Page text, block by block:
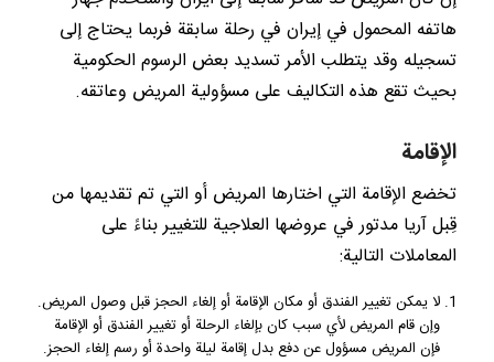
هاتفه المحمول في إيران في رحلة سابقة فربما يحتاج إلى
تسجيله وقد يتطلب الأمر تسديد بعض الرسوم الحكومية
بحيث تقع هذه التكاليف على مسؤولية المريض وعاتقه.
الإقامة
تخضع الإقامة التي اختارها المريض أو التي تم تقديمها من
قِبل آريا مدتور في عروضها العلاجية للتغيير بناءً على
المعاملات التالية:
لا يمكن تغيير الفندق أو مكان الإقامة أو إلغاء الحجز قبل وصول المريض.
وإن قام المريض لأي سبب كان بإلغاء الرحلة أو تغيير الفندق أو الإقامة
فإن المريض مسؤول عن دفع بدل إقامة ليلة واحدة أو رسم إلغاء الحجز.